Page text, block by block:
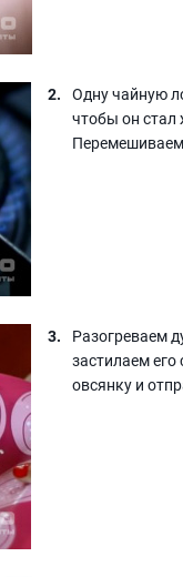
Одну чайную
чтобы он стал
Разогреваем
застилаем
овсянку и